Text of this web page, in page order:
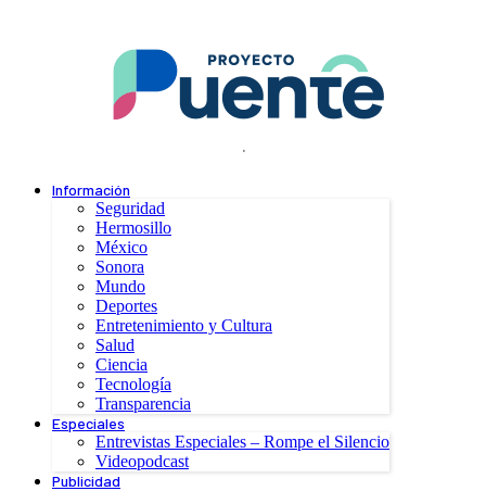
.
Información
Seguridad
Hermosillo
México
Sonora
Mundo
Deportes
Entretenimiento y Cultura
Salud
Ciencia
Tecnología
Transparencia
Especiales
Entrevistas Especiales – Rompe el Silencio
Videopodcast
Publicidad